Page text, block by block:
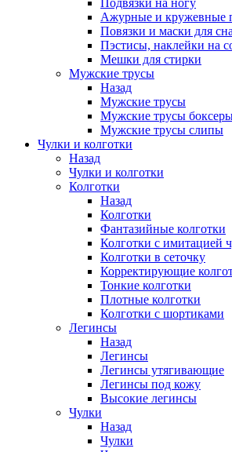
Подвязки на ногу
Ажурные и кружевные
Повязки и маски для сна
Пэстисы, наклейки на
Мешки для стирки
Мужские трусы
Назад
Мужские трусы
Мужские трусы
Мужские трусы слипы
Чулки и колготки
Назад
Чулки и колготки
Колготки
Назад
Колготки
Фантазийные колготки
Колготки с имитацией
Колготки в сеточку
Корректирующие
Тонкие колготки
Плотные колготки
Колготки с шортиками
Легинсы
Назад
Легинсы
Легинсы утягивающие
Легинсы под кожу
Высокие легинсы
Чулки
Назад
Чулки